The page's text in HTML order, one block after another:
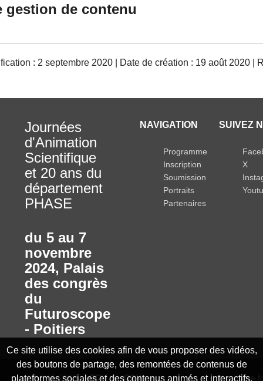
de contenu
: 2 septembre 2020 | Date de création : 19 août 2020 |
Ce site utilise des cookies afin de vous proposer des vidéos,
des boutons de partage, des remontées de contenus de
plateformes sociales et des contenus animés et interactifs.
Journées
d'Animation
Scientifique
et 20 ans du
département
PHASE
du 5 au 7
novembre
2024, Palais
des congrès
du
Futuroscope
- Poitiers
NAVIGATION
Programme
Inscription
Soumission
Portraits
Partenaires
SUIVEZ
X
© INRAE 2023 CGU CGV www.inrae.fr